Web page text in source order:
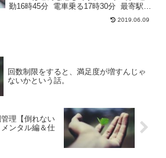
勤16時45分 電車乗る17時30分 最寄駅に
到着17時45分 保育園に到着、お迎え18
時10分 帰宅18時15分 お風呂入る（シャ
2019.06.09
回数制限をすると、満足度が増すんじゃ
ないかという話。
理【倒れない
ンタル編＆仕